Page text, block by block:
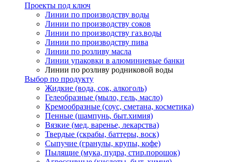
Проекты под ключ
Линии по производству воды
Линии по производству соков
Линии по производству газ.воды
Линии по производству пива
Линии по розливу масла
Линии упаковки в алюминиевые банки
Линии по розливу родниковой воды
Выбор по продукту
Жидкие (вода, сок, алкоголь)
Гелеобразные (мыло, гель, масло)
Кремообразные (соус, сметана, косметика)
Пенные (шампунь, быт.химия)
Вязкие (мед, варенье, лекарства)
Твердые (скрабы, баттеры, воск)
Сыпучие (гранулы, крупы, кофе)
Пылящие (мука, пудра, стир.порошок)